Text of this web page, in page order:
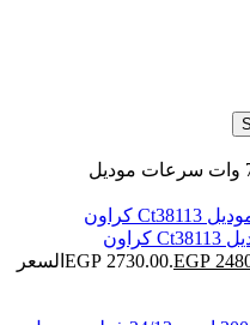
بلاور 710 وات سرعات موديل
EGP
السعر